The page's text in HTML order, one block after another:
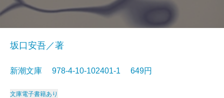
坂口安吾／著
新潮文庫 978-4-10-102401-1 649円
文庫電子書籍あり